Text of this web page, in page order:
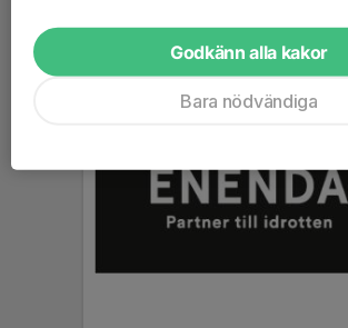
Godkänn alla kakor
Bara nödvändiga